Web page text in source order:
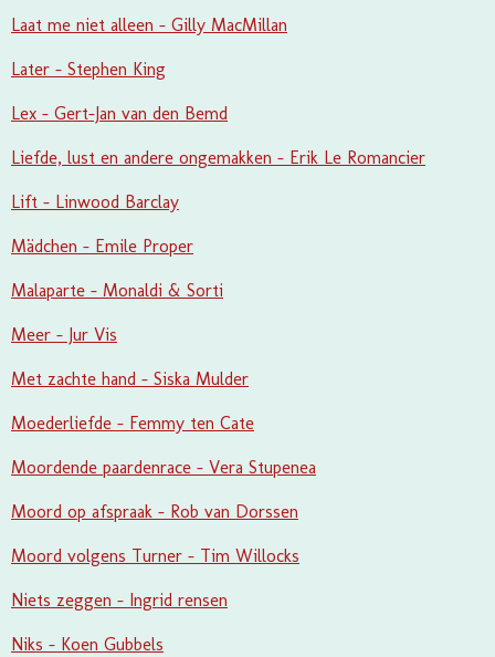
Laat me niet alleen - Gilly MacMillan
Later - Stephen King
Lex - Gert-Jan van den Bemd
Liefde, lust en andere ongemakken - Erik Le Romancier
Lift - Linwood Barclay
Mädchen - Emile Proper
Malaparte - Monaldi & Sorti
Meer - Jur Vis
Met zachte hand - Siska Mulder
Moederliefde - Femmy ten Cate
Moordende paardenrace - Vera Stupenea
Moord op afspraak - Rob van Dorssen
Moord volgens Turner - Tim Willocks
Niets zeggen - Ingrid rensen
Niks - Koen Gubbels